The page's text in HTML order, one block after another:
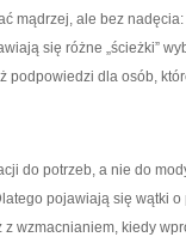
mądrzej, ale bez
się różne „ścieżki”
podpowiedzi dla osób,
do potrzeb, a nie do
pojawiają się wątki
wzmacnianiem, kiedy